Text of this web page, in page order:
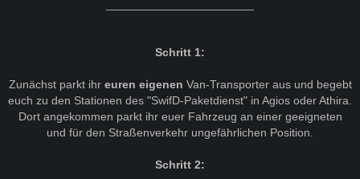
Schritt 1:
Zunächst parkt ihr euren eigenen Van-Transporter aus und begebt
euch zu den Stationen des "SwifD-Paketdienst" in Agios oder Athira.
Dort angekommen parkt ihr euer Fahrzeug an einer geeigneten
und für den Straßenverkehr ungefährlichen Position.
Schritt 2: